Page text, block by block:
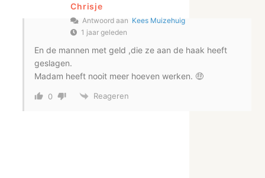
Chrisje
Antwoord aan Kees Muizehuig
1 jaar geleden
En de mannen met geld ,die ze aan de haak heeft
geslagen.
Madam heeft nooit meer hoeven werken. 🤑
0 Reageren